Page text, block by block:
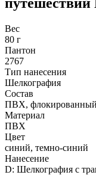
Вес
80 г
Пантон
2767
Тип нанесения
Шелкография
Состав
ПВХ, флокированный
Материал
ПВХ
Цвет
синий, темно-синий
Нанесение
D: Шелкография с